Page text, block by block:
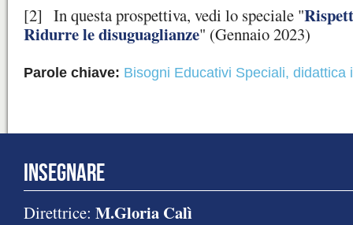
[2] In questa prospettiva, vedi lo speciale "
Ridurre le disuguaglianze" (Gennaio 2023)
Parole chiave: Bisogni Educativi Speciali, didattica
INSEGNARE
Direttrice: M.Gloria Calì